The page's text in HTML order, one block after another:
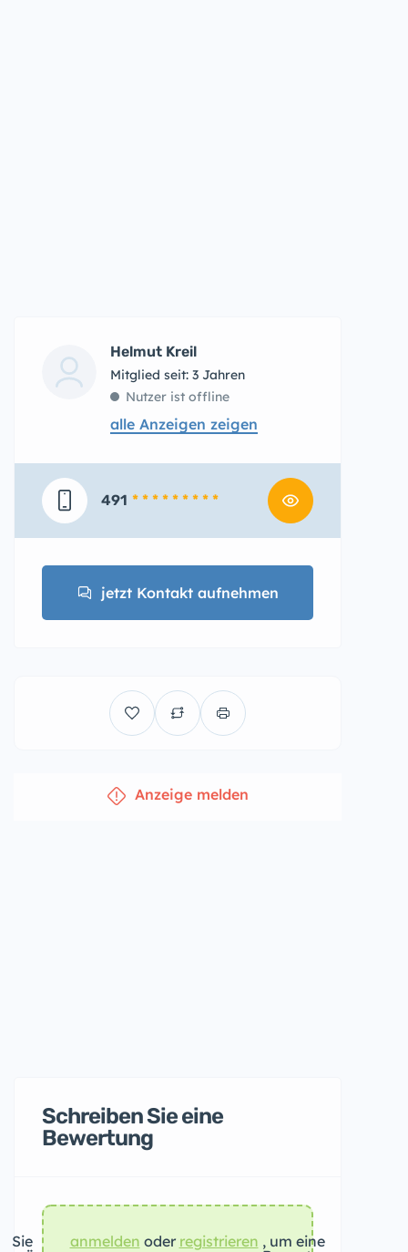
Helmut Kreil
Mitglied seit: 3 Jahren
Nutzer ist offline
alle Anzeigen zeigen
491 * * * * * * * * *
jetzt Kontakt aufnehmen
Anzeige melden
Schreiben Sie eine
Bewertung
Sie
anmelden oder registrieren , um eine